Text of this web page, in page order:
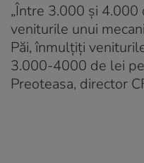
„Între 3.000 și 4.000
veniturile unui
Păi, înmulțiți
3.000-4000 de lei pe
Preoteasa, director